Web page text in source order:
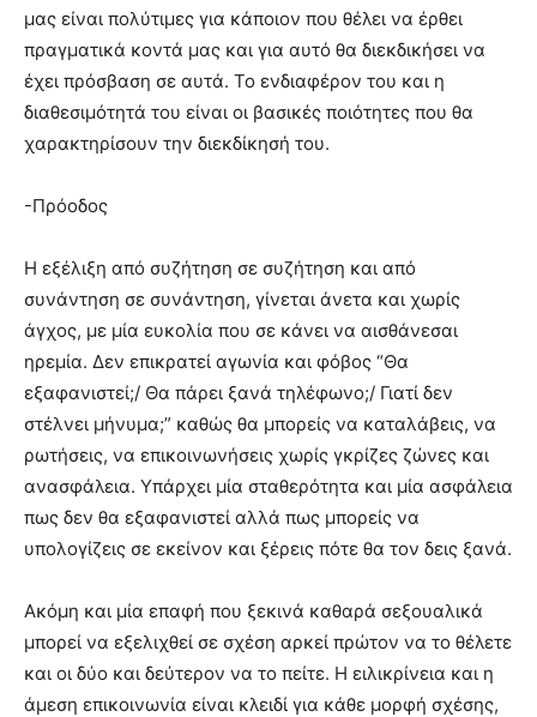
μας είναι πολύτιμες για κάποιον που θέλει να έρθει
πραγματικά κοντά μας και για αυτό θα διεκδικήσει να
έχει πρόσβαση σε αυτά. Το ενδιαφέρον του και η
διαθεσιμότητά του είναι οι βασικές ποιότητες που θα
χαρακτηρίσουν την διεκδίκησή του.
-Πρόοδος
Η εξέλιξη από συζήτηση σε συζήτηση και από
συνάντηση σε συνάντηση, γίνεται άνετα και χωρίς
άγχος, με μία ευκολία που σε κάνει να αισθάνεσαι
ηρεμία. Δεν επικρατεί αγωνία και φόβος “Θα
εξαφανιστεί;/ Θα πάρει ξανά τηλέφωνο;/ Γιατί δεν
στέλνει μήνυμα;” καθώς θα μπορείς να καταλάβεις, να
ρωτήσεις, να επικοινωνήσεις χωρίς γκρίζες ζώνες και
ανασφάλεια. Υπάρχει μία σταθερότητα και μία ασφάλεια
πως δεν θα εξαφανιστεί αλλά πως μπορείς να
υπολογίζεις σε εκείνον και ξέρεις πότε θα τον δεις ξανά.
Ακόμη και μία επαφή που ξεκινά καθαρά σεξουαλικά
μπορεί να εξελιχθεί σε σχέση αρκεί πρώτον να το θέλετε
και οι δύο και δεύτερον να το πείτε. Η ειλικρίνεια και η
άμεση επικοινωνία είναι κλειδί για κάθε μορφή σχέσης,